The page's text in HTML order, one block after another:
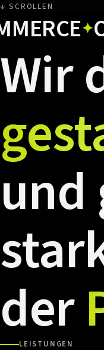
↓ SCROLLEN
✦
Wir
und
der
LEISTUNGEN